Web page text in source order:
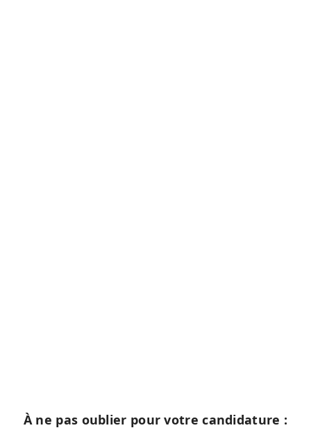
À ne pas oublier pour votre candidature :